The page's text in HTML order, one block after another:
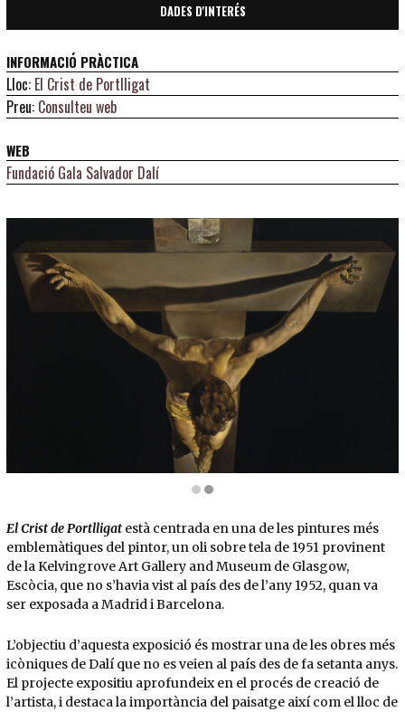
DADES D'INTERÉS
INFORMACIÓ PRÀCTICA
Lloc: El Crist de Portlligat
Preu: Consulteu web
WEB
Fundació Gala Salvador Dalí
El Crist de Portlligat està centrada en una de les pintures més
emblemàtiques del pintor, un oli sobre tela de 1951 provinent
de la Kelvingrove Art Gallery and Museum de Glasgow,
Escòcia, que no s’havia vist al país des de l’any 1952, quan va
ser exposada a Madrid i Barcelona.
L’objectiu d’aquesta exposició és mostrar una de les obres més
icòniques de Dalí que no es veien al país des de fa setanta anys.
El projecte expositiu aprofundeix en el procés de creació de
l’artista, i destaca la importància del paisatge així com el lloc de